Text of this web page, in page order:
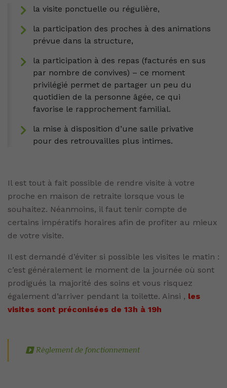
la visite ponctuelle ou régulière,
la participation des proches à des animations
prévue dans la structure,
la participation à des repas (facturés en sus
par nombre de convives) – ce moment
privilégié permet de partager un peu du
quotidien de la personne âgée, ce qui
favorise le rapprochement familial.
la mise à disposition d’une salle privative
pour des retrouvailles plus intimes.
Il est tout à fait possible de rendre visite à votre
proche en maison de retraite lorsque vous le
souhaitez. Néanmoins, il faut tenir compte de
certains impératifs horaires afin de profiter au mieux
de votre visite.
Il est demandé d’éviter si possible les visites le matin :
c’est généralement le moment de la journée où sont
prodigués la majorité des soins et vous risquez
également d’arriver pendant la toilette. Ainsi , les
visites sont préconisées de 13h à 19h
Règlement de fonctionnement